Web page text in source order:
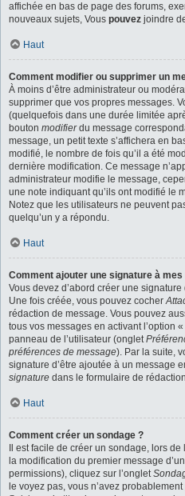
affichée en bas de page des forums,
nouveaux sujets, Vous pouvez joindre
Haut
Comment modifier ou supprimer un
À moins d’être administrateur ou
supprimer que vos propres messages.
(quelquefois dans une durée limitée
bouton modifierdu message
message, un petit texte s’affichera en
modifié, le nombre de fois qu’il a été
dernière modification. Ce message
administrateur modifie le message,
une note indiquant qu’ils ont modifié le
Notez que les utilisateurs ne peuvent
quelqu’un y a répondu.
Haut
Comment ajouter une signature à
Vous devez d’abord créer une
Une fois créée, vous pouvez cocher
rédaction de message. Vous pouvez
tous vos messages en activant l’option
panneau de l’utilisateur (onglet
préférences de message). Par la suite,
signature d’être ajoutée à un message
signature dans le formulaire de
Haut
Comment créer un sondage ?
Il est facile de créer un sondage, lors
la modification du premier message
permissions), cliquez sur l’onglet
le voyez pas, vous n’avez